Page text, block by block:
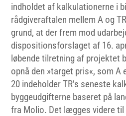
indholdet af kalkulationerne i
rådgiveraftalen mellem A og
grund, at der frem mod
dispositionsforslaget af 16.
løbende tilretning af projektet
opnå den »target pris«, som
20 indeholder TR’s seneste
byggeudgifterne baseret på
fra Molio. Det lægges videre til